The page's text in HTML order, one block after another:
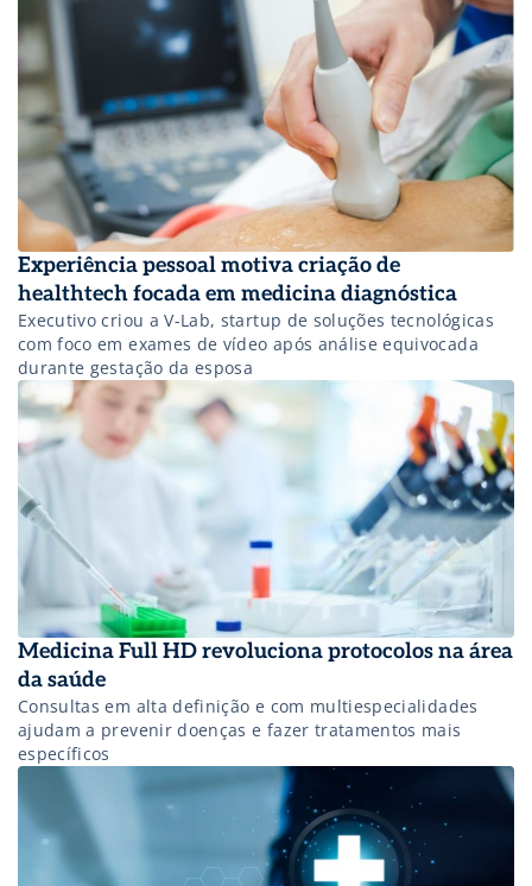
Experiência pessoal motiva criação de
healthtech focada em medicina diagnóstica
Executivo criou a V-Lab, startup de soluções tecnológicas
com foco em exames de vídeo após análise equivocada
durante gestação da esposa
Medicina Full HD revoluciona protocolos na área
da saúde
Consultas em alta definição e com multiespecialidades
ajudam a prevenir doenças e fazer tratamentos mais
específicos